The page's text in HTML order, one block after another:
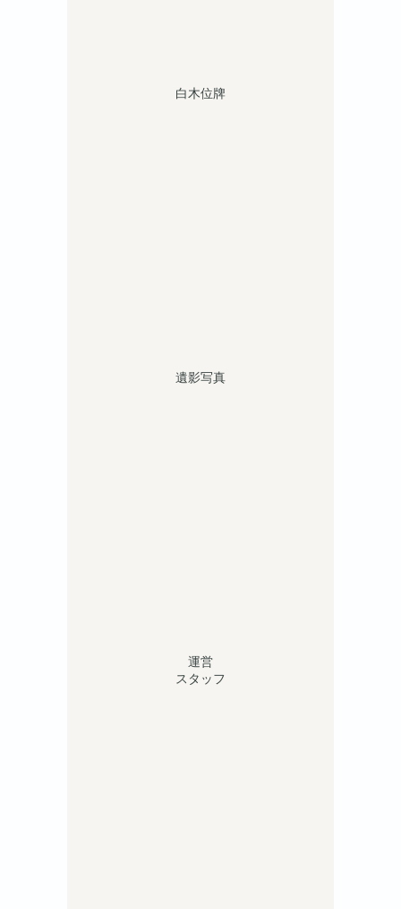
白木位牌
遺影写真
運営
スタッフ